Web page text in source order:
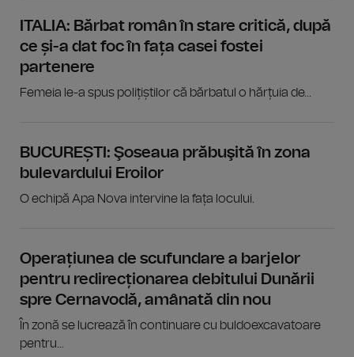
ITALIA: Bărbat român în stare critică, după
ce și-a dat foc în fața casei fostei
partenere
Femeia le-a spus polițiștilor că bărbatul o hărțuia de...
BUCUREȘTI: Şoseaua prăbuşită în zona
bulevardului Eroilor
O echipă Apa Nova intervine la fața locului.
Operațiunea de scufundare a barjelor
pentru redirecționarea debitului Dunării
spre Cernavodă, amânată din nou
În zonă se lucrează în continuare cu buldoexcavatoare
pentru...